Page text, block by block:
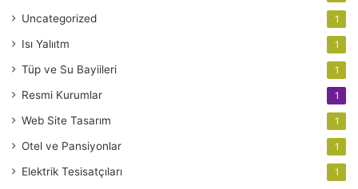
Uncategorized 1
Isı Yalııtm 1
Tüp ve Su Bayiileri 1
Resmi Kurumlar 1
Web Site Tasarım 1
Otel ve Pansiyonlar 1
Elektrik Tesisatçıları 1